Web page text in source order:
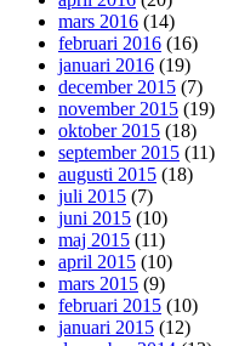
mars 2016 (14)
februari 2016 (16)
januari 2016 (19)
december 2015 (7)
november 2015 (19)
oktober 2015 (18)
september 2015 (11)
augusti 2015 (18)
juli 2015 (7)
juni 2015 (10)
maj 2015 (11)
april 2015 (10)
mars 2015 (9)
februari 2015 (10)
januari 2015 (12)